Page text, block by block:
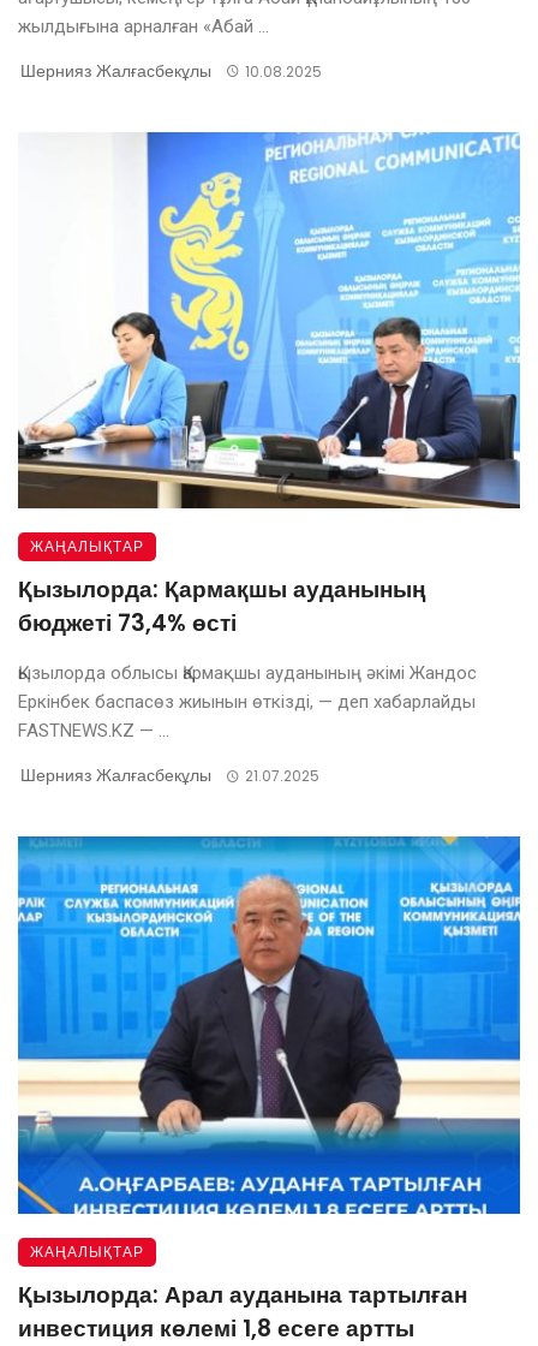
жылдығына арналған «Абай ...
Шернияз Жалғасбекұлы 10.08.2025
ЖАҢАЛЫҚТАР
Қызылорда: Қармақшы ауданының
бюджеті 73,4% өсті
Қызылорда облысы Қармақшы ауданының әкімі Жандос
Еркінбек баспасөз жиынын өткізді, — деп хабарлайды
FASTNEWS.KZ — ...
Шернияз Жалғасбекұлы 21.07.2025
ЖАҢАЛЫҚТАР
Қызылорда: Арал ауданына тартылған
инвестиция көлемі 1,8 есеге артты